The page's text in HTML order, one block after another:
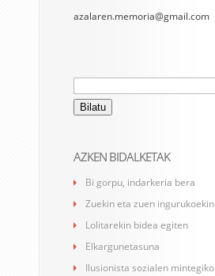
azalaren.memoria@gmail.com
Bilatu:
AZKEN BIDALKETAK
Bi gorpu, indarkeria bera
Zuekin eta zuen ingurukoekin
Lolitarekin bidea egiten
Elkargunetasuna
Ilusionista sozialen mintegiko